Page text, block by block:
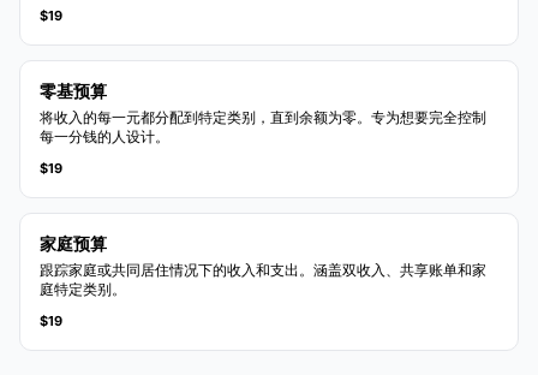
$19
零基预算
将收入的每一元都分配到特定类别，直到余额为零。专为想要完全控制
每一分钱的人设计。
$19
家庭预算
跟踪家庭或共同居住情况下的收入和支出。涵盖双收入、共享账单和家
庭特定类别。
$19